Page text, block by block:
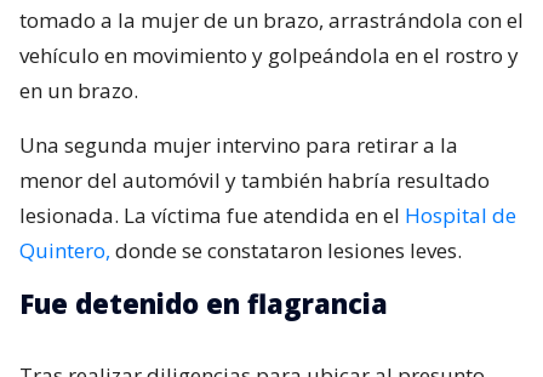
tomado a la mujer de un brazo, arrastrándola con el
vehículo en movimiento y golpeándola en el rostro y
en un brazo.
Una segunda mujer intervino para retirar a la
menor del automóvil y también habría resultado
lesionada. La víctima fue atendida en el Hospital de
Quintero, donde se constataron lesiones leves.
Fue detenido en flagrancia